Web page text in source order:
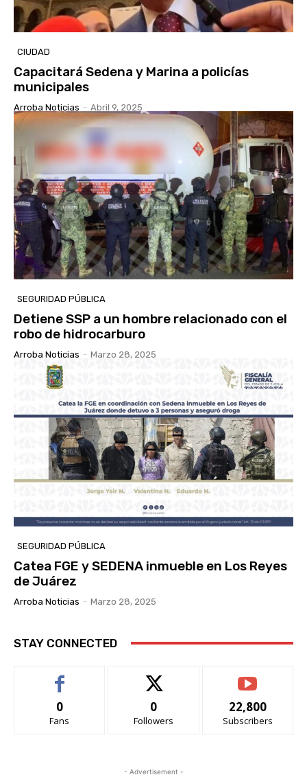
CIUDAD
Capacitará Sedena y Marina a policías
municipales
Arroba Noticias - Abril 9, 2025
SEGURIDAD PÚBLICA
Detiene SSP a un hombre relacionado con el
robo de hidrocarburo
Arroba Noticias - Marzo 28, 2025
SEGURIDAD PÚBLICA
Catea FGE y SEDENA inmueble en Los Reyes
de Juárez
Arroba Noticias - Marzo 28, 2025
STAY CONNECTED
0
Fans
0
Followers
22,800
Subscribers
- Advertisement -